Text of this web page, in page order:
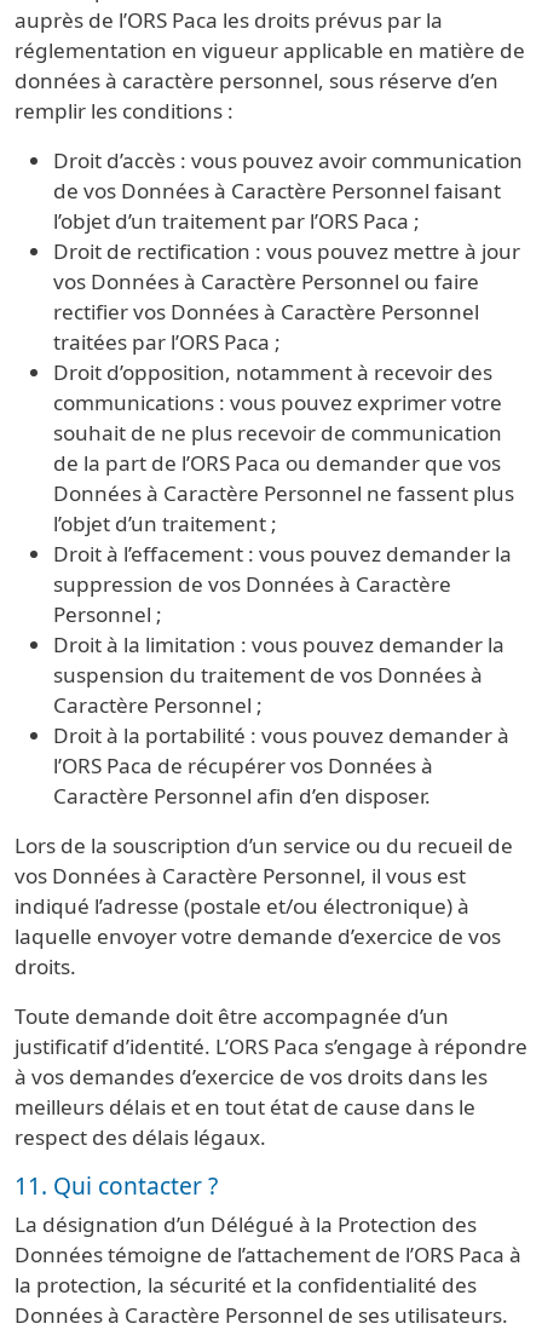
auprès de l’ORS Paca les droits prévus par la
réglementation en vigueur applicable en matière de
données à caractère personnel, sous réserve d’en
remplir les conditions :
Droit d’accès : vous pouvez avoir communication
de vos Données à Caractère Personnel faisant
l’objet d’un traitement par l’ORS Paca ;
Droit de rectification : vous pouvez mettre à jour
vos Données à Caractère Personnel ou faire
rectifier vos Données à Caractère Personnel
traitées par l’ORS Paca ;
Droit d’opposition, notamment à recevoir des
communications : vous pouvez exprimer votre
souhait de ne plus recevoir de communication
de la part de l’ORS Paca ou demander que vos
Données à Caractère Personnel ne fassent plus
l’objet d’un traitement ;
Droit à l’effacement : vous pouvez demander la
suppression de vos Données à Caractère
Personnel ;
Droit à la limitation : vous pouvez demander la
suspension du traitement de vos Données à
Caractère Personnel ;
Droit à la portabilité : vous pouvez demander à
l’ORS Paca de récupérer vos Données à
Caractère Personnel afin d’en disposer.
Lors de la souscription d’un service ou du recueil de
vos Données à Caractère Personnel, il vous est
indiqué l’adresse (postale et/ou électronique) à
laquelle envoyer votre demande d’exercice de vos
droits.
Toute demande doit être accompagnée d’un
justificatif d’identité. L’ORS Paca s’engage à répondre
à vos demandes d’exercice de vos droits dans les
meilleurs délais et en tout état de cause dans le
respect des délais légaux.
11. Qui contacter ?
La désignation d’un Délégué à la Protection des
Données témoigne de l’attachement de l’ORS Paca à
la protection, la sécurité et la confidentialité des
Données à Caractère Personnel de ses utilisateurs.